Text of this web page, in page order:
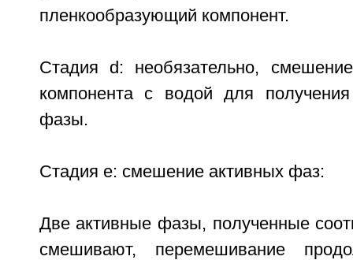
пленкообразующий компонент.
Стадия d: необязательно,
компонента с водой для
фазы.
Стадия е: смешение активных фаз:
Две активные фазы, полученные
смешивают, перемешивание